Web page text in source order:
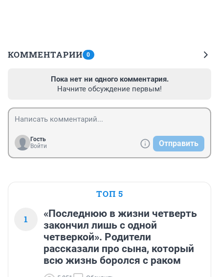
КОММЕНТАРИИ 0
Пока нет ни одного комментария.
Начните обсуждение первым!
Гость
Войти
Отправить
ТОП 5
1
«Последнюю в жизни четверть
закончил лишь с одной
четверкой». Родители
рассказали про сына, который
всю жизнь боролся с раком